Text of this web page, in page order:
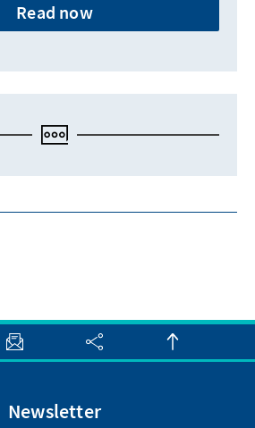
Read now
Newsletter